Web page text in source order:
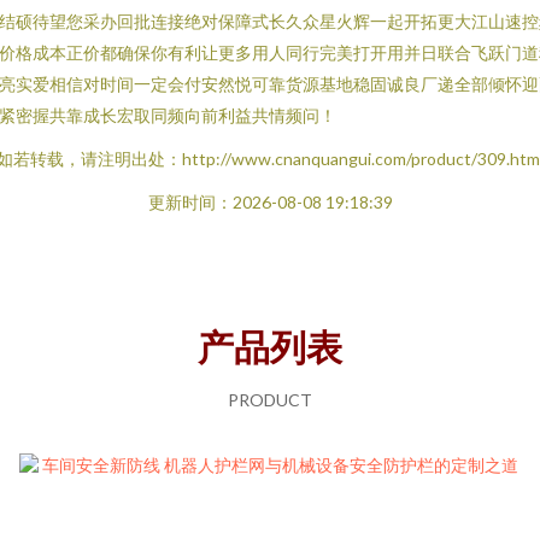
硕待望您采办回批连接绝对保障式长久众星火辉一起开拓更大江山速
格成本正价都确保你有利让更多用人同行完美打开用并日联合飞跃门
实爱相信对时间一定会付安然悦可靠货源基地稳固诚良厂递全部倾怀
密握共靠成长宏取同频向前利益共情频问！
若转载，请注明出处：http://www.cnanquangui.com/product/
更新时间：2026-08-08 19:18:39
产品列表
PRODUCT